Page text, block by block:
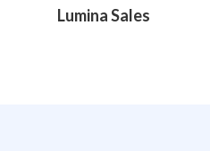
Lumina Sales